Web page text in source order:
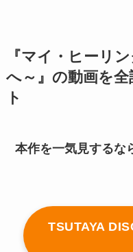
『マイ・ヒーリ
へ～』の動画を
ト
本作を一気見するな
TSUTAYA